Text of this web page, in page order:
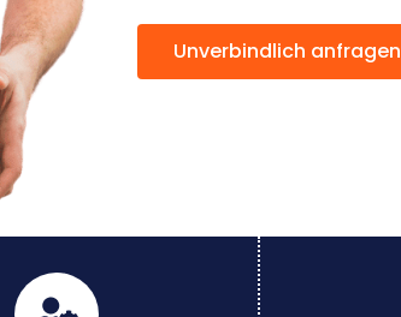
Unverbindlich anfragen